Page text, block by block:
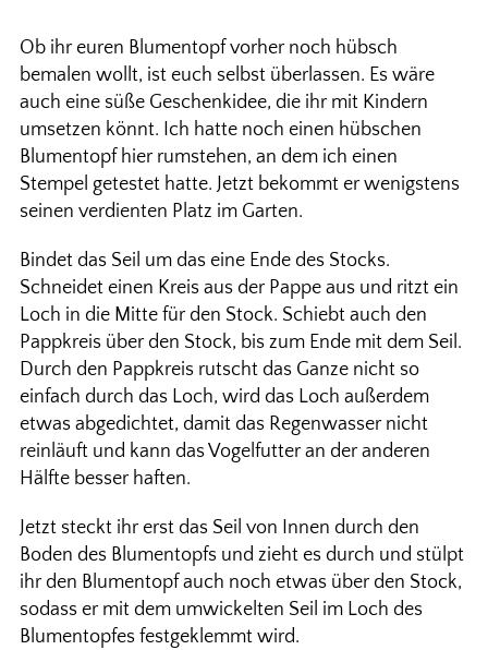
Ob ihr euren Blumentopf vorher noch hübsch
bemalen wollt, ist euch selbst überlassen. Es wäre
auch eine süße Geschenkidee, die ihr mit Kindern
umsetzen könnt. Ich hatte noch einen hübschen
Blumentopf hier rumstehen, an dem ich einen
Stempel getestet hatte. Jetzt bekommt er wenigstens
seinen verdienten Platz im Garten.
Bindet das Seil um das eine Ende des Stocks.
Schneidet einen Kreis aus der Pappe aus und ritzt ein
Loch in die Mitte für den Stock. Schiebt auch den
Pappkreis über den Stock, bis zum Ende mit dem Seil.
Durch den Pappkreis rutscht das Ganze nicht so
einfach durch das Loch, wird das Loch außerdem
etwas abgedichtet, damit das Regenwasser nicht
reinläuft und kann das Vogelfutter an der anderen
Hälfte besser haften.
Jetzt steckt ihr erst das Seil von Innen durch den
Boden des Blumentopfs und zieht es durch und stülpt
ihr den Blumentopf auch noch etwas über den Stock,
sodass er mit dem umwickelten Seil im Loch des
Blumentopfes festgeklemmt wird.